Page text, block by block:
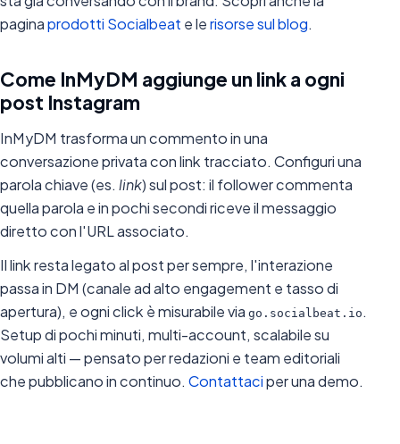
paginaprodotti Socialbeat e lerisorse sul blog.
Come InMyDM aggiunge un link a ogni
post Instagram
InMyDM trasforma un commento in una
conversazione privata con link tracciato. Configuri una
parola chiave (es. link) sul post: il follower commenta
quella parola e in pochi secondi riceve il messaggio
diretto con l'URL associato.
Il link resta legato al post per sempre, l'interazione
passa in DM (canale ad alto engagement e tasso di
apertura), e ogni click è misurabile via go.socialbeat.io .
Setup di pochi minuti, multi-account, scalabile su
volumi alti — pensato per redazioni e team editoriali
che pubblicano in continuo. Contattaciper una demo.